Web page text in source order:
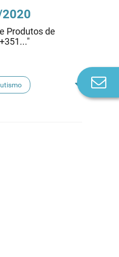
Produtos de